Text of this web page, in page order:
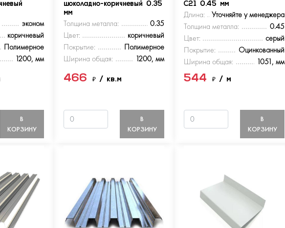
эконом
коричневый
Полимерное
1200, мм
В
КОРЗИНУ
шоколадно-коричневый 0.35
мм
Толщина металла:
0.35
Цвет:
коричневый
Покрытие:
Полимерное
Ширина общая:
1200, мм
466₽/ кв.м
В
КОРЗИНУ
С21 0.45 мм
Длина:
Уточняйте у менеджера
Толщина металла:
0.45
Цвет:
серый
Покрытие:
Оцинкованный
Ширина общая:
1051, мм
544₽/ м
В
КОРЗИНУ